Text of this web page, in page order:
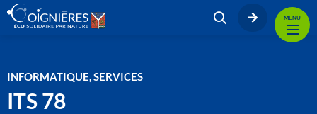
MENU
INFORMATIQUE, SERVICES
ITS 78